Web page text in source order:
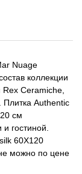
Nuage
коллекции
Ceramiche,
Authentic
см
гостиной.
60X120
можно по цене